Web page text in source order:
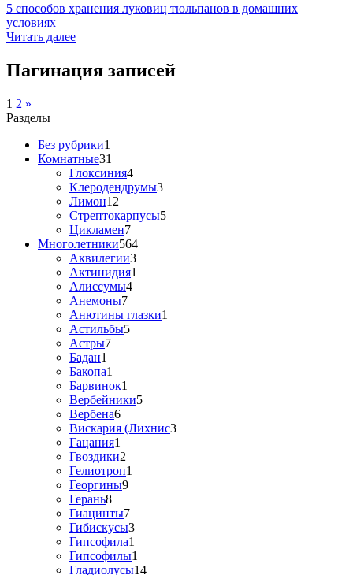
5 способов хранения луковиц тюльпанов в домашних
условиях
Читать далее
Пагинация записей
1 2 »
Разделы
Без рубрики1
Комнатные31
Глоксиния4
Клеродендрумы3
Лимон12
Стрептокарпусы5
Цикламен7
Многолетники564
Аквилегии3
Актинидия1
Алиссумы4
Анемоны7
Анютины глазки1
Астильбы5
Астры7
Бадан1
Бакопа1
Барвинок1
Вербейники5
Вербена6
Вискария (Лихнис3
Гацания1
Гвоздики2
Гелиотроп1
Георгины9
Герань8
Гиацинты7
Гибискусы3
Гипсофила1
Гипсофилы1
Гладиолусы14